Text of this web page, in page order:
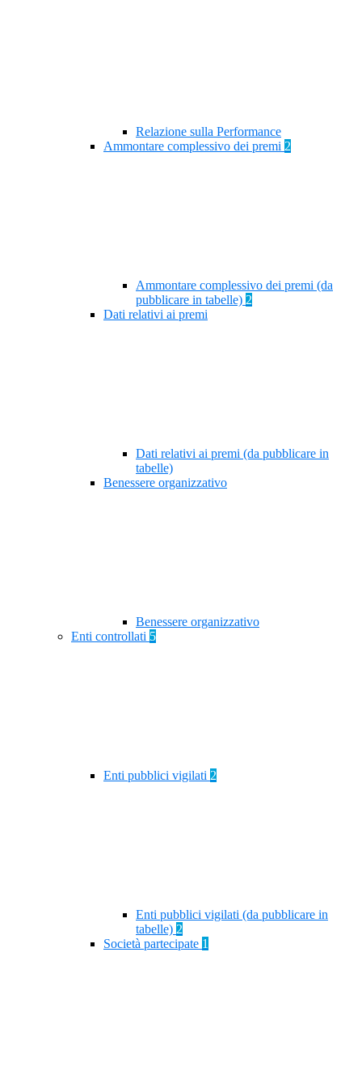
Relazione sulla Performance
Ammontare complessivo dei premi 2
Ammontare complessivo dei premi (da
pubblicare in tabelle) 2
Dati relativi ai premi
Dati relativi ai premi (da pubblicare in
tabelle)
Benessere organizzativo
Benessere organizzativo
Enti controllati 5
Enti pubblici vigilati 2
Enti pubblici vigilati (da pubblicare in
tabelle) 2
Società partecipate 1